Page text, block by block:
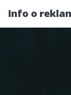
Info o